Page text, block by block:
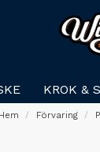
KROK &
Hem Förvaring